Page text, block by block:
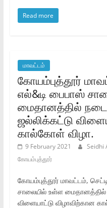
Read more
மாவட்டம்
கோயம்புத்தூர்‌
எல்‌&டி பைபாஸ்‌
மைதானத்தில்‌
ஜல்லிக்கட்டு
கால்கோள்‌ விழா.
9 February 2021 Seidhi
கோயம்புத்தூர்
கோயம்புத்தூர்‌ மாவட்டம்‌,
சாலையில்‌ உள்ள மைதானத்தில்‌
விளையாட்டு விழாவிற்கான